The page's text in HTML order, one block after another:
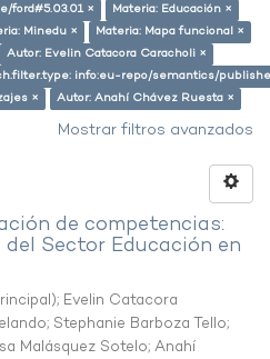
ford#5.03.01 ×
Materia: Educación ×
Minedu ×
Materia: Mapa funcional ×
Autor: Evelin Catacora Caracholi ×
info:eu-repo/semantics/
×
Autor: Anahí Chávez Ruesta ×
Mostrar filtros avanzados
de competencias:
Sector Educación en
; Evelin Catacora
; Stephanie Barboza Tello;
Malásquez Sotelo; Anahí